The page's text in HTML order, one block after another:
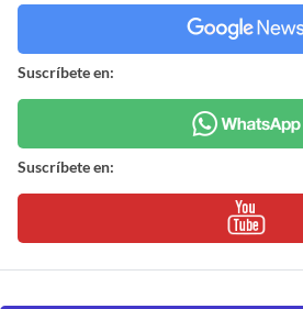
Suscríbete en:
Suscríbete en: